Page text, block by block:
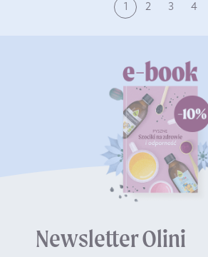
1 2 3 4
Newsletter Olini